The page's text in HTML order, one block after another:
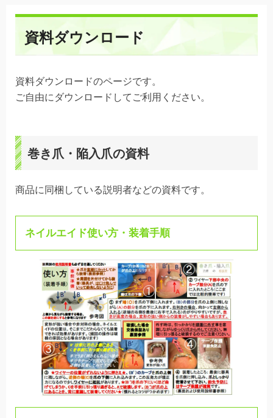
資料ダウンロード
資料ダウンロードのページです。
ご自由にダウンロードしてご利用ください。
巻き爪・陥入爪の資料
商品に同梱している説明者などの資料です。
ネイルエイド使い方・装着手順